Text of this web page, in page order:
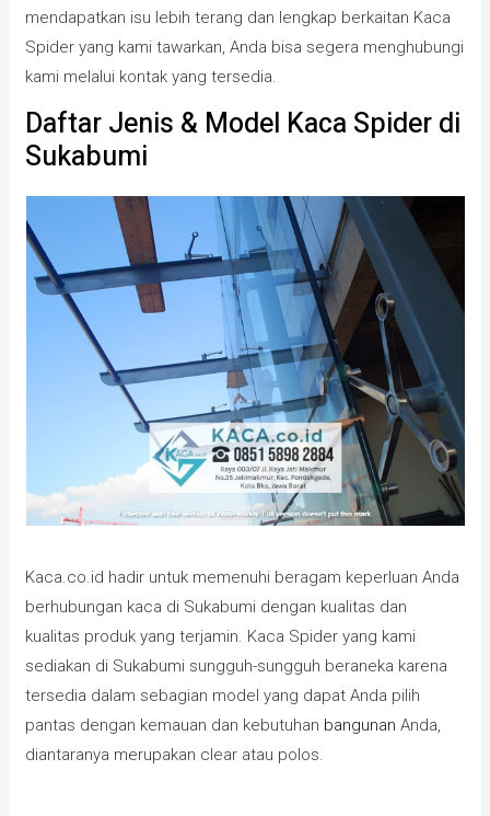
mendapatkan isu lebih terang dan lengkap berkaitan Kaca
Spider yang kami tawarkan, Anda bisa segera menghubungi
kami melalui kontak yang tersedia.
Daftar Jenis & Model Kaca Spider di
Sukabumi
Kaca.co.id hadir untuk memenuhi beragam keperluan Anda
berhubungan kaca di Sukabumi dengan kualitas dan
kualitas produk yang terjamin. Kaca Spider yang kami
sediakan di Sukabumi sungguh-sungguh beraneka karena
tersedia dalam sebagian model yang dapat Anda pilih
pantas dengan kemauan dan kebutuhan bangunan Anda,
diantaranya merupakan clear atau polos.